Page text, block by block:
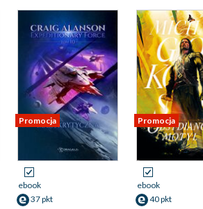
Promocja
ebook
37 pkt
Promocja
ebook
40 pkt